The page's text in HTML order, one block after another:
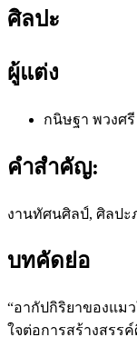
ศิลปะ
ผู้แต่ง
กนิษฐา พวงศรี
คำสำคัญ:
งานทัศนศิลป์, ศิลป
บทคัดย่อ
“อากัปกิริยาของแม
ใจต่อการสร้างสรร